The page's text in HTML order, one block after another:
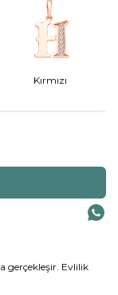
Kırmızı
gerçekleşir. Evlilik